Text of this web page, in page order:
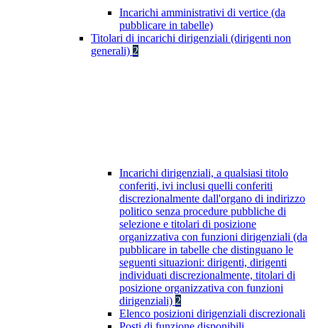
Incarichi amministrativi di vertice (da
pubblicare in tabelle)
Titolari di incarichi dirigenziali (dirigenti non
generali) 2
Incarichi dirigenziali, a qualsiasi titolo
conferiti, ivi inclusi quelli conferiti
discrezionalmente dall'organo di indirizzo
politico senza procedure pubbliche di
selezione e titolari di posizione
organizzativa con funzioni dirigenziali (da
pubblicare in tabelle che distinguano le
seguenti situazioni: dirigenti, dirigenti
individuati discrezionalmente, titolari di
posizione organizzativa con funzioni
dirigenziali) 2
Elenco posizioni dirigenziali discrezionali